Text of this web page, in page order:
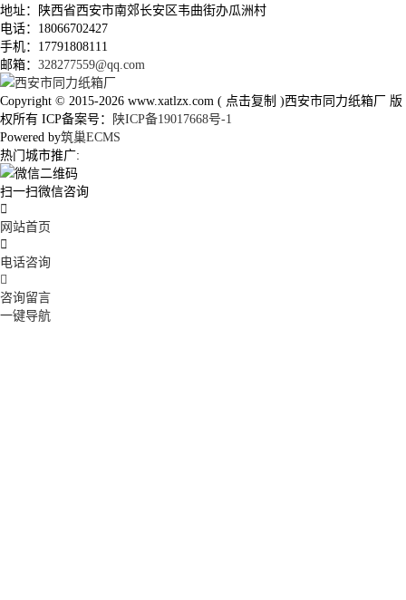
地址：陕西省西安市南郊长安区韦曲街办瓜洲村
电话：18066702427
手机：17791808111
邮箱： 328277559@qq.com
Copyright © 2015-2026 www.xatlzx.com ( 点击复制 )西安市同力纸箱厂 版
权所有 ICP备案号：
陕ICP备19017668号-1
Powered by筑巢ECMS
热门城市推广:
扫一扫微信咨询

网站首页

电话咨询

咨询留言
一键导航